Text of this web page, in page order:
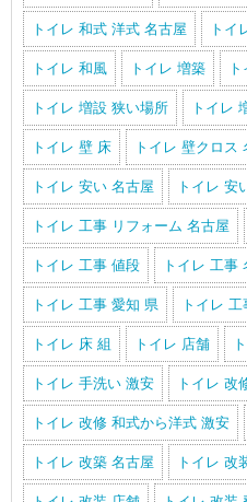
トイレ 和式 洋式 名古屋 トイ
トイレ 和風 トイレ 増築
トイレ 増設 狭い場所 トイレ
トイレ 壁 床 トイレ 壁クロス
トイレ 安い 名古屋 トイレ 安
トイレ 工事 リフォーム 名古屋
トイレ 工事 値段 トイレ 工事
トイレ 工事 愛知 県 トイレ
トイレ 床 組 トイレ 店舗
トイレ 手洗い 激安 トイレ 改
トイレ 改修 和式から洋式 激安
トイレ 改築 名古屋 トイレ 改